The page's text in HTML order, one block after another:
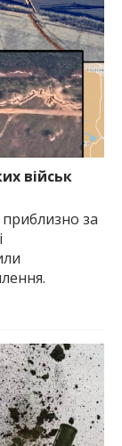
військ
приблизно за